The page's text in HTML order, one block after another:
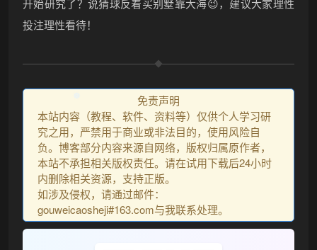
❆
开始研究了？说猜球反着买别墅靠大海😉，建议大家理性
投注理性看待！
免责声明
本站内容（教程、软件、资料等）仅供个人学习研
究之用，严禁用于商业或非法目的，使用风险自
负。博客部分内容来源自网络，版权归属原作者，
本站不承担相关版权责任。请在试用下载后24小时
内删除相关资源，支持正版。
如涉及侵权，请通过邮件：
gouweicaosheji#163.com与我联系处理。